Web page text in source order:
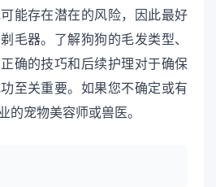
能存在潜在的风险，因此最好
毛器。了解狗狗的毛发类型、
确的技巧和后续护理对于确保
至关重要。如果您不确定或有
的宠物美容师或兽医。